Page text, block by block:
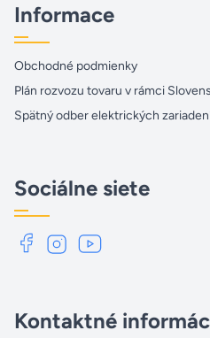
Informace
Obchodné podmienky
Plán rozvozu tovaru v rámci
Spätný odber elektrických
Sociálne siete
Kontaktné